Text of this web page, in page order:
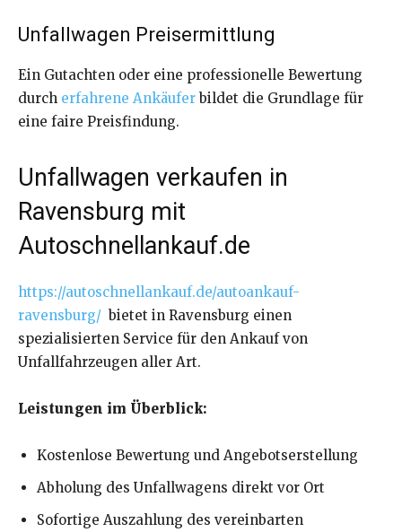
Unfallwagen Preisermittlung
Ein Gutachten oder eine professionelle Bewertung
durch erfahrene Ankäufer bildet die Grundlage für
eine faire Preisfindung.
Unfallwagen verkaufen in
Ravensburg mit
Autoschnellankauf.de
https://autoschnellankauf.de/autoankauf-
ravensburg/ bietet in Ravensburg einen
spezialisierten Service für den Ankauf von
Unfallfahrzeugen aller Art.
Leistungen im Überblick:
Kostenlose Bewertung und Angebotserstellung
Abholung des Unfallwagens direkt vor Ort
Sofortige Auszahlung des vereinbarten